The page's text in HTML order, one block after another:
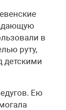
в
руту,
детскими
Ею